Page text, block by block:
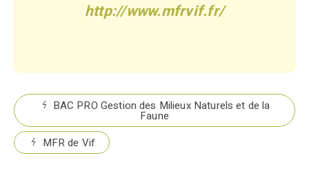
http://www.mfrvif.fr/
BAC PRO Gestion des Milieux Naturels et de la
Faune
MFR de Vif